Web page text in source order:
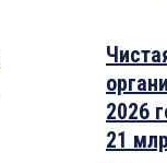
2026
21